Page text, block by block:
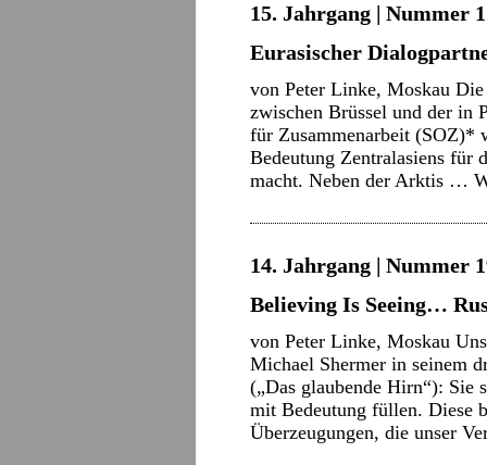
15. Jahrgang | Nummer
Eurasischer
von Peter Linke, Moskau
zwischen Brüssel und der in
für Zusammenarbeit (SOZ)*
Bedeutung Zentralasiens für
macht. Neben der Arktis …
14. Jahrgang | Nummer
Believing Is Seeing…
von Peter Linke, Moskau
Michael Shermer in seinem
(„Das glaubende Hirn“): Sie
mit Bedeutung füllen. Diese
Überzeugungen, die unser